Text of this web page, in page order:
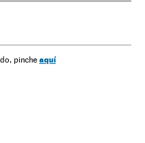
Genética
pinche aquí